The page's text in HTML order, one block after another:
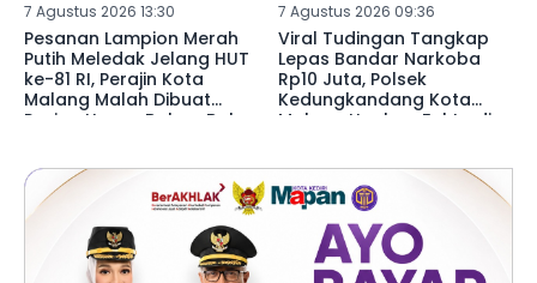
7 Agustus 2026 13:30
Pesanan Lampion Merah
Putih Meledak Jelang HUT
ke-81 RI, Perajin Kota
Malang Malah Dibuat
Pusing Harga Bahan Baku
7 Agustus 2026 09:36
Viral Tudingan Tangkap
Lepas Bandar Narkoba
Rp10 Juta, Polsek
Kedungkandang Kota
Malang Ungkap Fakta di